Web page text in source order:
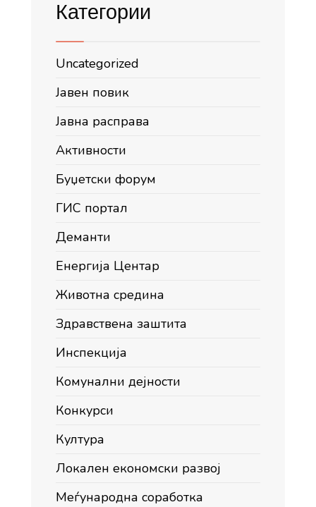
Категории
Uncategorized
Јавен повик
Јавна расправа
Активности
Буџетски форум
ГИС портал
Деманти
Енергија Центар
Животна средина
Здравствена заштита
Инспекција
Комунални дејности
Конкурси
Култура
Локален економски развој
Меѓународна соработка